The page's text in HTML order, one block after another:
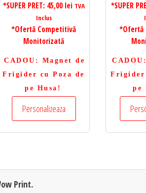
*SUPER PRET: 45,00 lei TVA
Inclus
*Ofertă Competitivă
Monitorizată
CADOU : Magnet de
Frigider cu Poza de
pe Husa!
Personalizeaza
*SUPER
*Ofertă
CADOU
Frigider
pe
Print.